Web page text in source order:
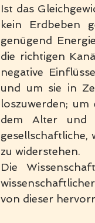
Ist das
kein Erdbeben
genügend
die richtigen
negative
und um sie in
loszuwerden;
dem Alter und
gesellschaftliche,
zu widerstehen.
Die
von dieser